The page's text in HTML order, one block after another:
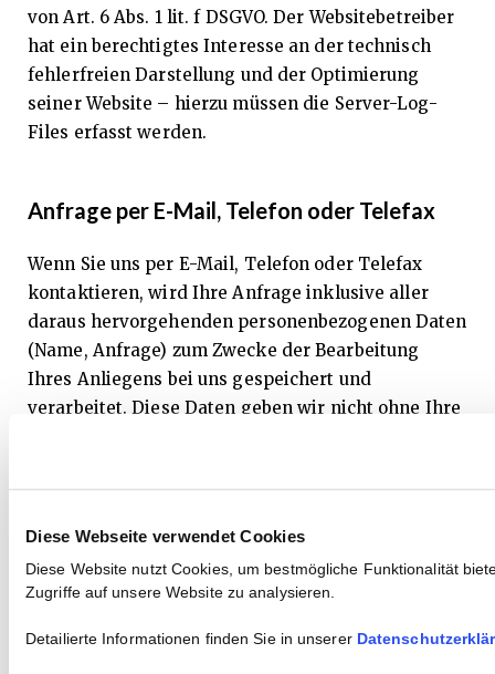
Diese Webseite verwendet Cookies
Diese Website nutzt Cookies, um bestmögliche Funktionalität
Zugriffe auf unsere Website zu analysieren.
Detailierte Informationen finden Sie in unserer
von Art. 6 Abs. 1 lit. f DSGVO. Der Websitebetreiber
hat ein berechtigtes Interesse an der technisch
fehlerfreien Darstellung und der Optimierung
seiner Website – hierzu müssen die Server-Log-
Files erfasst werden.
Anfrage per E-Mail, Telefon oder Telefax
Wenn Sie uns per E-Mail, Telefon oder Telefax
kontaktieren, wird Ihre Anfrage inklusive aller
daraus hervorgehenden personenbezogenen Daten
(Name, Anfrage) zum Zwecke der Bearbeitung
Ihres Anliegens bei uns gespeichert und
verarbeitet. Diese Daten geben wir nicht ohne Ihre
Anfrage mit der Erfüllung eines Vertrags
vorvertraglicher Maßnahmen erforderlich ist. In
Ihrer Einwilligung (Art. 6 Abs. 1 lit. aDSGVO) und /